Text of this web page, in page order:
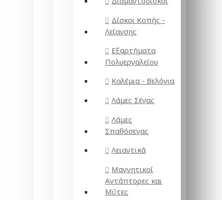
Δίσκοι Κοπής -
Λείανσης
Εξαρτήματα
Πολυεργαλείου
Καλέμια - Βελόνια
Λάμες Σέγας
Λάμες
Σπαθόσεγας
Λειαντικά
Μαγνητικοί
Αντάπτορες και
Μύτες